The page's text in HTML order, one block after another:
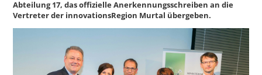
Abteilung 17, das offizielle Anerkennungsschreiben an die
Vertreter der innovationsRegion Murtal übergeben.